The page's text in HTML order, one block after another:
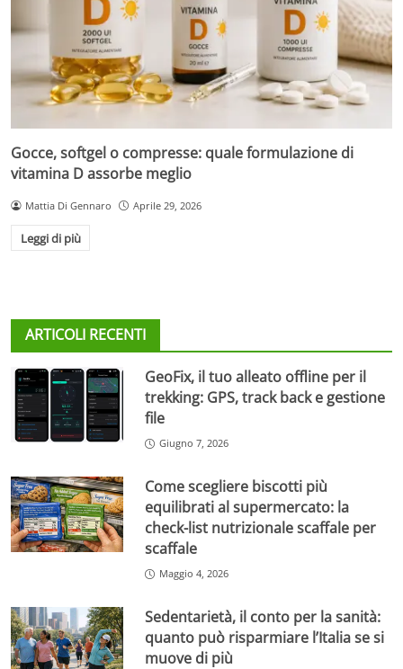
Gocce, softgel o compresse: quale formulazione di
vitamina D assorbe meglio
Mattia Di Gennaro Aprile 29, 2026
Leggi di più
ARTICOLI RECENTI
GeoFix, il tuo alleato offline per il
trekking: GPS, track back e gestione
file
Giugno 7, 2026
Come scegliere biscotti più
equilibrati al supermercato: la
check-list nutrizionale scaffale per
scaffale
Maggio 4, 2026
Sedentarietà, il conto per la sanità:
quanto può risparmiare l’Italia se si
muove di più